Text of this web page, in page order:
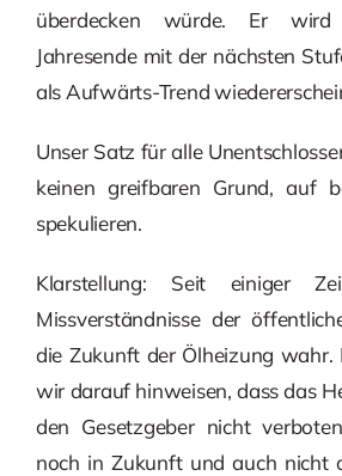
überdecken würde. Er
Jahresende mit der nächsten
als Aufwärts-Trend
Unser Satz für alle
keinen greifbaren Grund, auf
spekulieren.
Klarstellung: Seit einiger
Missverständnisse der
die Zukunft der Ölheizung wahr.
wir darauf hinweisen, dass das
den Gesetzgeber nicht
noch in Zukunft und auch nicht